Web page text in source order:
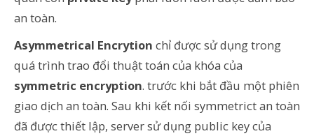
an toàn.
Asymmetrical Encrytion chỉ được sử dụng trong
quá trình trao đổi thuật toán của khóa của
symmetric encryption. trước khi bắt đầu một phiên
giao dịch an toàn. Sau khi kết nối symmetrict an toàn
đã được thiết lập, server sử dụng public key của